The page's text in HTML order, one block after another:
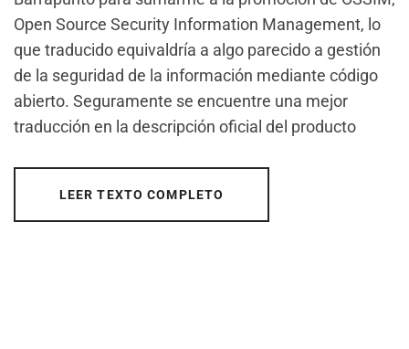
Open Source Security Information Management, lo
que traducido equivaldría a algo parecido a gestión
de la seguridad de la información mediante código
abierto. Seguramente se encuentre una mejor
traducción en la descripción oficial del producto
LEER TEXTO COMPLETO